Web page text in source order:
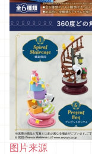
图片来源